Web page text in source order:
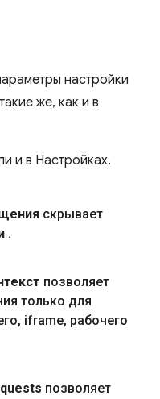
настройки
же, как и в
скрывает
.
позволяет
только для
, iframe, рабочего
позволяет